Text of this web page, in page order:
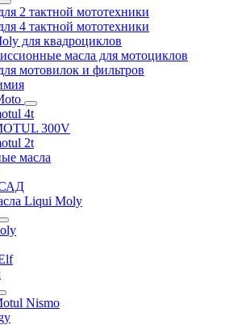
2 тактной мототехники
4 тактной мототехники
для квадроциклов
масла для мотоциклов
мотовилок и фильтров
4t
300V
2t
масла
Liqui Moly
Nismo